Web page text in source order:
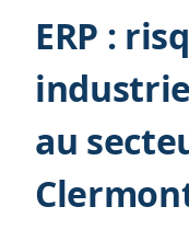
ERP :
au